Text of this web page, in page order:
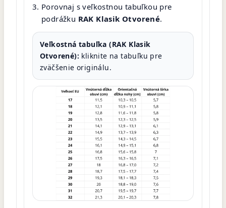
Porovnaj s veľkostnou tabuľkou pre
podrážku RAK Klasik Otvorené.
Veľkostná tabuľka (RAK Klasik
Otvorené): kliknite na tabuľku pre
zväčšenie originálu.